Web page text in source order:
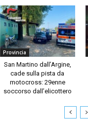
Provincia
San Martino dall’Argine,
cade sulla pista da
motocross: 29enne
soccorso dall’elicottero